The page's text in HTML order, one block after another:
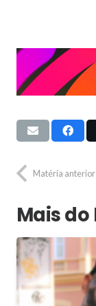
Matéria anterior
Mais do